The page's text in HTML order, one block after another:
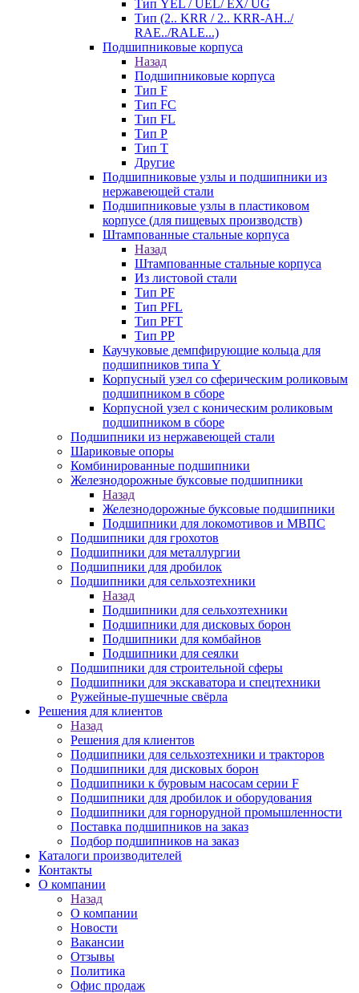
Тип YEL / UEL/ EX/ UG
Тип (2.. KRR / 2.. KRR-AH../
RAE../RALE...)
Подшипниковые корпуса
Назад
Подшипниковые корпуса
Тип F
Тип FC
Тип FL
Тип P
Тип T
Другие
Подшипниковые узлы и подшипники из
нержавеющей стали
Подшипниковые узлы в пластиковом
корпусе (для пищевых производств)
Штампованные стальные корпуса
Назад
Штампованные стальные корпуса
Из листовой стали
Тип PF
Тип PFL
Тип PFT
Тип PP
Каучуковые демпфирующие кольца для
подшипников типа Y
Корпусный узел со сферическим роликовым
подшипником в сборе
Корпусной узел с коническим роликовым
подшипником в сборе
Подшипники из нержавеющей стали
Шариковые опоры
Комбинированные подшипники
Железнодорожные буксовые подшипники
Назад
Железнодорожные буксовые подшипники
Подшипники для локомотивов и МВПС
Подшипники для грохотов
Подшипники для металлургии
Подшипники для дробилок
Подшипники для сельхозтехники
Назад
Подшипники для сельхозтехники
Подшипники для дисковых борон
Подшипники для комбайнов
Подшипники для сеялки
Подшипники для строительной сферы
Подшипники для экскаватора и спецтехники
Ружейные-пушечные свёрла
Решения для клиентов
Назад
Решения для клиентов
Подшипники для сельхозтехники и тракторов
Подшипники для дисковых борон
Подшипники к буровым насосам серии F
Подшипники для дробилок и оборудования
Подшипники для горнорудной промышленности
Поставка подшипников на заказ
Подбор подшипников на заказ
Каталоги производителей
Контакты
О компании
Назад
О компании
Новости
Вакансии
Отзывы
Политика
Офис продаж